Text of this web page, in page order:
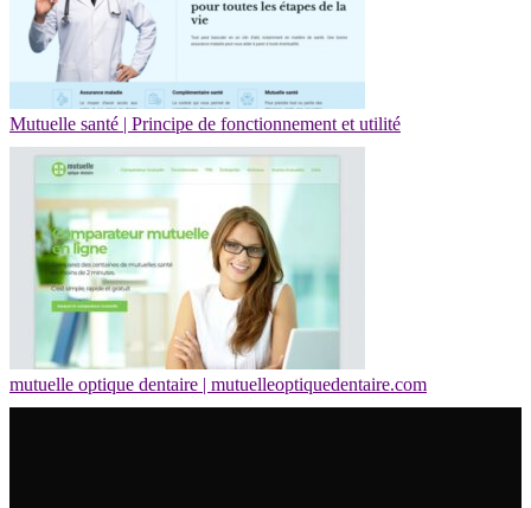
Mutuelle santé | Principe de fonctionnement et utilité
mutuelle optique dentaire | mutuelleoptiquedentaire.com